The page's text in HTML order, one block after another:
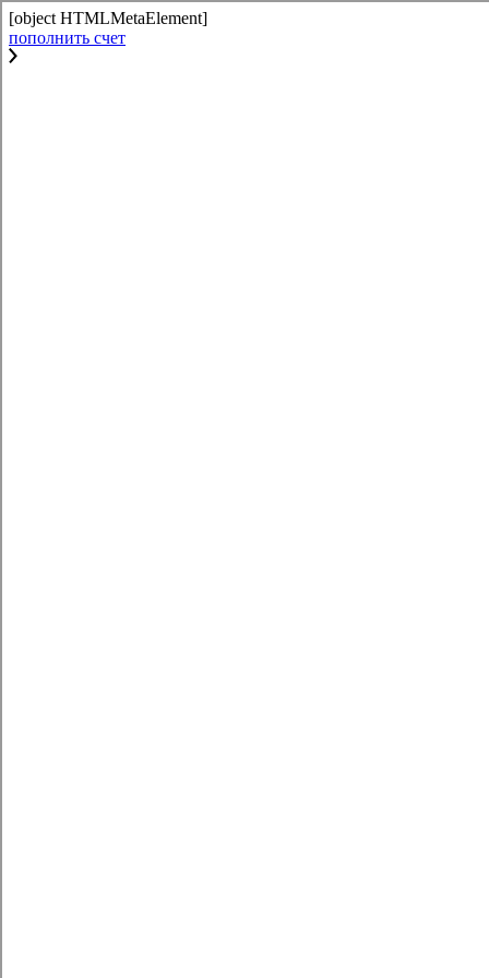
[object HTMLMetaElement]
пополнить счет